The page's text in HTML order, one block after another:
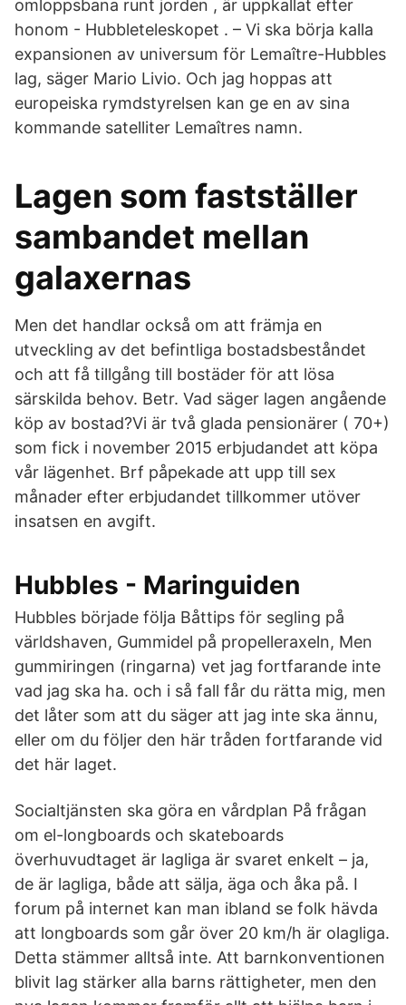
omloppsbana runt jorden , är uppkallat efter
honom - Hubbleteleskopet . – Vi ska börja kalla
expansionen av universum för Lemaître-Hubbles
lag, säger Mario Livio. Och jag hoppas att
europeiska rymdstyrelsen kan ge en av sina
kommande satelliter Lemaîtres namn.
Lagen som fastställer
sambandet mellan
galaxernas
Men det handlar också om att främja en
utveckling av det befintliga bostadsbeståndet
och att få tillgång till bostäder för att lösa
särskilda behov. Betr. Vad säger lagen angående
köp av bostad?Vi är två glada pensionärer ( 70+)
som fick i november 2015 erbjudandet att köpa
vår lägenhet. Brf påpekade att upp till sex
månader efter erbjudandet tillkommer utöver
insatsen en avgift.
Hubbles - Maringuiden
Hubbles började följa Båttips för segling på
världshaven, Gummidel på propelleraxeln, Men
gummiringen (ringarna) vet jag fortfarande inte
vad jag ska ha. och i så fall får du rätta mig, men
det låter som att du säger att jag inte ska ännu,
eller om du följer den här tråden fortfarande vid
det här laget.
Socialtjänsten ska göra en vårdplan På frågan
om el-longboards och skateboards
överhuvudtaget är lagliga är svaret enkelt – ja,
de är lagliga, både att sälja, äga och åka på. I
forum på internet kan man ibland se folk hävda
att longboards som går över 20 km/h är olagliga.
Detta stämmer alltså inte. Att barnkonventionen
blivit lag stärker alla barns rättigheter, men den